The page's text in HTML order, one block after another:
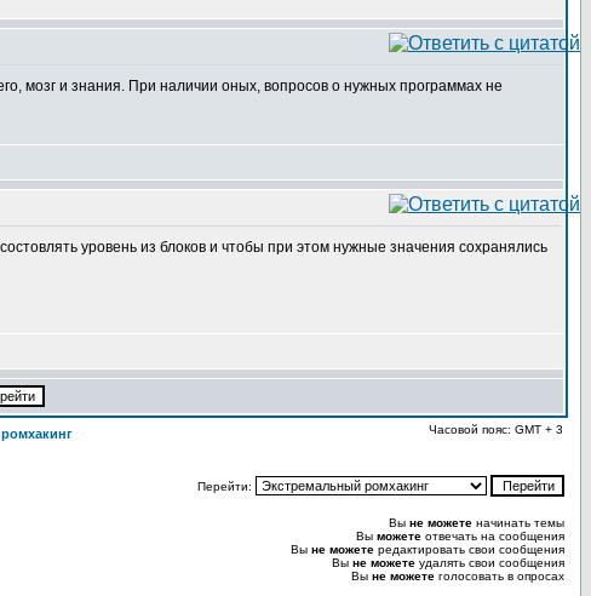
мозг и знания. При наличии оных, вопросов о нужных программах не
уровень из блоков и чтобы при этом нужные значения сохранялись
Часовой пояс: GMT + 3
Перейти:
Вы не можете начинать темы
Вы можете отвечать на сообщения
Вы не можете редактировать свои сообщения
Вы не можете удалять свои сообщения
Вы не можете голосовать в опросах